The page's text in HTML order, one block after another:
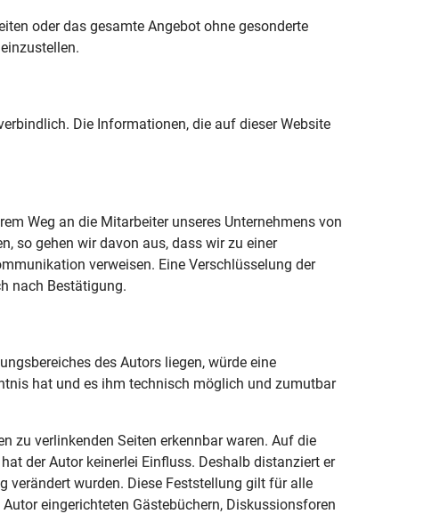
oder das gesamte Angebot ohne gesonderte
Die Informationen, die auf dieser Website
Weg an die Mitarbeiter unseres Unternehmens von
so gehen wir davon aus, dass wir zu einer
verweisen. Eine Verschlüsselung der
nach Bestätigung.
des Autors liegen, würde eine
hat und es ihm technisch möglich und zumutbar
zu verlinkenden Seiten erkennbar waren. Auf die
der Autor keinerlei Einfluss. Deshalb distanziert er
wurden. Diese Feststellung gilt für alle
eingerichteten Gästebüchern, Diskussionsforen